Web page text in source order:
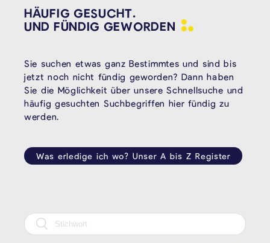
HÄUFIG GESUCHT.
UND FÜNDIG GEWORDEN
Sie suchen etwas ganz Bestimmtes und sind bis
jetzt noch nicht fündig geworden? Dann haben
Sie die Möglichkeit über unsere Schnellsuche und
häufig gesuchten Suchbegriffen hier fündig zu
werden.
Was erledige ich wo? Unser A bis Z Register